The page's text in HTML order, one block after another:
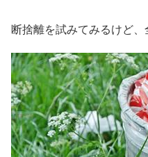
断捨離を試みてみるけど、